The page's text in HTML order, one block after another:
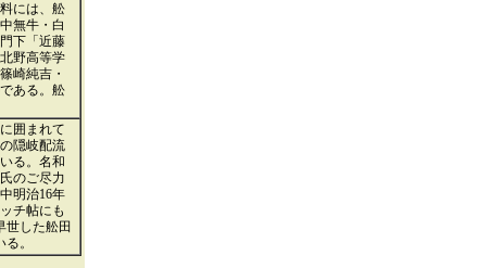
には、舩
無牛・白
下「近藤
野高等学
崎純吉・
ある。舩
囲まれて
隠岐配流
る。名和
のご尽力
明治16年
チ帖にも
世した舩田
。